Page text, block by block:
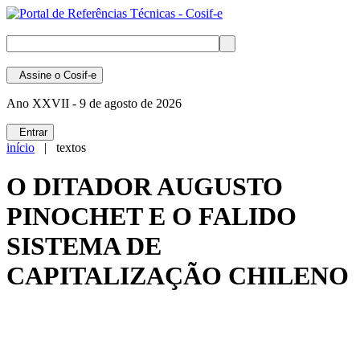
Assine o Cosif-e
Ano XXVII - 9 de agosto de 2026
Entrar
início | textos
O DITADOR AUGUSTO
PINOCHET E O FALIDO
SISTEMA DE
CAPITALIZAÇÃO CHILENO